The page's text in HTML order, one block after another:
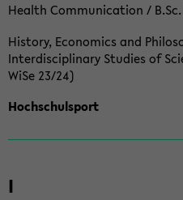
Health Communication /
History, Economics and
Interdisciplinary Studies of
WiSe 23/24)
Hochschulsport
I